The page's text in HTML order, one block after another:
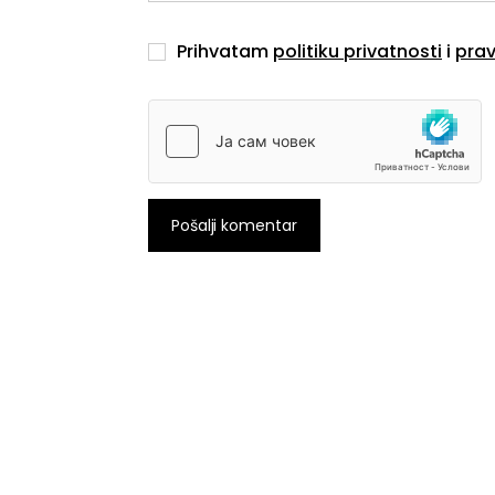
Prihvatam politiku privatnosti i
Pošalji komentar